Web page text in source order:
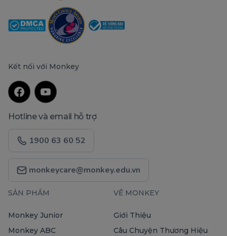
Kết nối với Monkey
Hotline và email hỗ trợ
1900 63 60 52
monkeycare@monkey.edu.vn
SẢN PHẨM
Monkey Junior
Monkey ABC
VỀ MONKEY
Giới Thiệu
Câu Chuyện Thương Hiệu